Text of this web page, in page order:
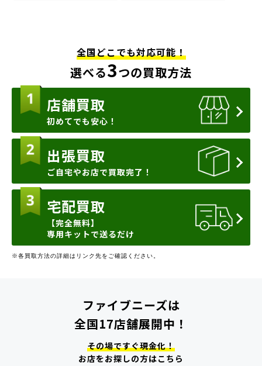
全国どこでも対応可能！
選べる3つの買取方法
店舗買取
初めてでも安心！
出張買取
ご自宅やお店で買取完了！
宅配買取
【完全無料】
専用キットで送るだけ
※各買取方法の詳細はリンク先をご確認ください。
ファイブニーズは
全国17店舗展開中！
その場ですぐ現金化！
お店をお探しの方はこちら